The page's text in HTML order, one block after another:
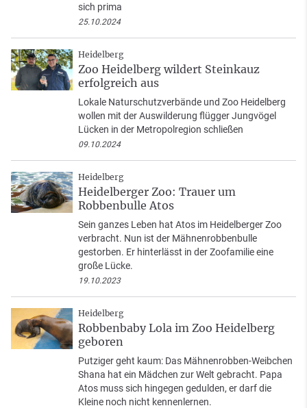
sich prima
25.10.2024
Heidelberg
Zoo Heidelberg wildert Steinkauz
erfolgreich aus
Lokale Naturschutzverbände und Zoo Heidelberg
wollen mit der Auswilderung flügger Jungvögel
Lücken in der Metropolregion schließen
09.10.2024
Heidelberg
Heidelberger Zoo: Trauer um
Robbenbulle Atos
Sein ganzes Leben hat Atos im Heidelberger Zoo
verbracht. Nun ist der Mähnenrobbenbulle
gestorben. Er hinterlässt in der Zoofamilie eine
große Lücke.
19.10.2023
Heidelberg
Robbenbaby Lola im Zoo Heidelberg
geboren
Putziger geht kaum: Das Mähnenrobben-Weibchen
Shana hat ein Mädchen zur Welt gebracht. Papa
Atos muss sich hingegen gedulden, er darf die
Kleine noch nicht kennenlernen.